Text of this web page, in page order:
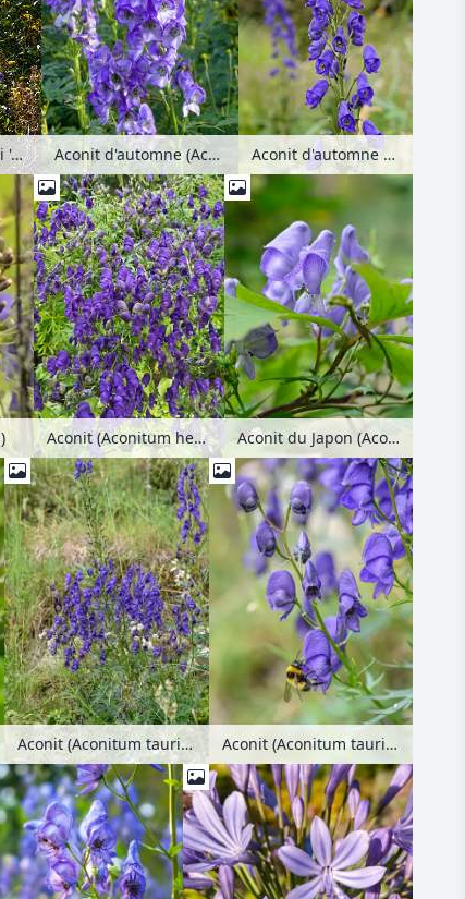
Aconit d'automne (Aconitum carmichaelii 'Arendsii' syn. Aconitum arendsii) Aconit d'automne (Aconitum carmichaelii 'Arendsii' syn. Aconitum arendsii) Aconit d'automne (Aconitum carmichaelii 'Arendsii' syn. Aconitum arendsii)
Aconit (Aconitum henryi 'Spark') Aconit du Japon (Aconitum japonicum)
Aconit (Aconitum tauricum) Aconit (Aconitum tauricum)